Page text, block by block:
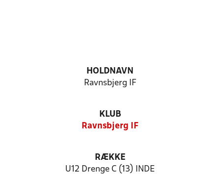
HOLDNAVN
Ravnsbjerg IF
KLUB
Ravnsbjerg IF
RÆKKE
U12 Drenge C (13) INDE